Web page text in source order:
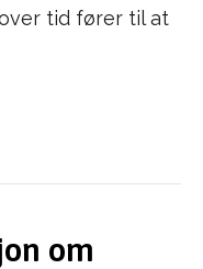
tid fører til at
om